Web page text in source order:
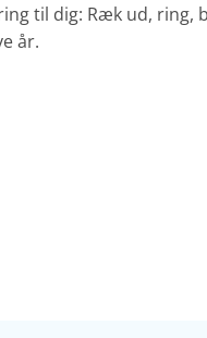
til dig: Ræk ud,
år.